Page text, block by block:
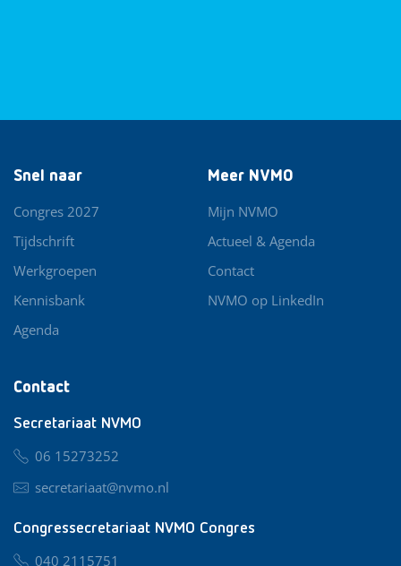
Contact
Secretariaat NVMO
06 15273252
secretariaat@nvmo.nl
Congressecretariaat NVMO Congres
040 2115751
Snel naar
Congres 2027
Tijdschrift
Werkgroepen
Kennisbank
Agenda
Meer NVMO
Mijn NVMO
Actueel & Agenda
Contact
NVMO op LinkedIn